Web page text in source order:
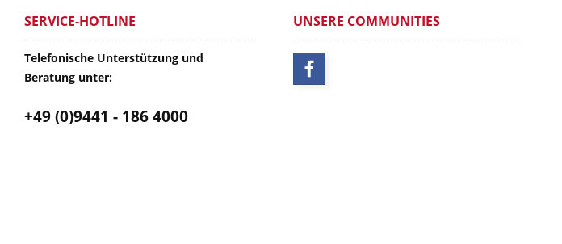
SERVICE-HOTLINE
Telefonische Unterstützung und
Beratung unter:
+49 (0)9441 - 186 4000
UNSERE COMMUNITIES